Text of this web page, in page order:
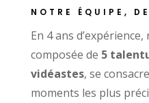
NOTRE ÉQUIPE,
En 4 ans
composée de 5
vidéastes, se
moments les plus